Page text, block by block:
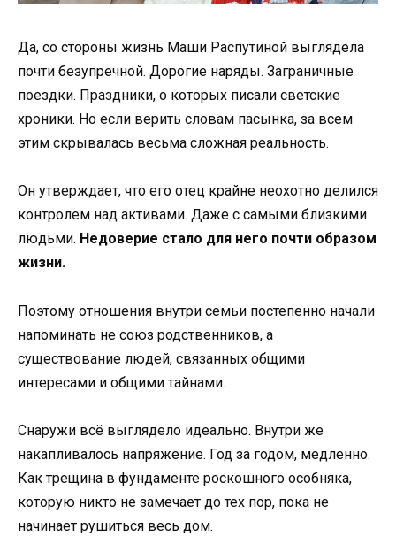
Да, со стороны жизнь Маши Распутиной выглядела
почти безупречной. Дорогие наряды. Заграничные
поездки. Праздники, о которых писали светские
хроники. Но если верить словам пасынка, за всем
этим скрывалась весьма сложная реальность.
Он утверждает, что его отец крайне неохотно делился
контролем над активами. Даже с самыми близкими
людьми. Недоверие стало для него почти образом
жизни.
Поэтому отношения внутри семьи постепенно начали
напоминать не союз родственников, а
существование людей, связанных общими
интересами и общими тайнами.
Снаружи всё выглядело идеально. Внутри же
накапливалось напряжение. Год за годом, медленно.
Как трещина в фундаменте роскошного особняка,
которую никто не замечает до тех пор, пока не
начинает рушиться весь дом.